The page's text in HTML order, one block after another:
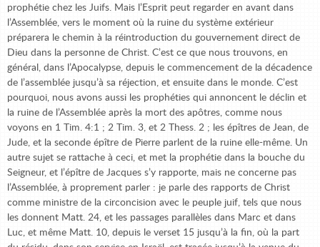
prophétie chez les Juifs. Mais l’Esprit peut regarder en avant dans
l’Assemblée, vers le moment où la ruine du système extérieur
préparera le chemin à la réintroduction du gouvernement direct de
Dieu dans la personne de Christ. C’est ce que nous trouvons, en
général, dans l’Apocalypse, depuis le commencement de la décadence
de l’assemblée jusqu’à sa réjection, et ensuite dans le monde. C’est
pourquoi, nous avons aussi les prophéties qui annoncent le déclin et
la ruine de l’Assemblée après la mort des apôtres, comme nous
voyons en 1 Tim. 4:1 ; 2 Tim. 3, et 2 Thess. 2 ; les épîtres de Jean, de
Jude, et la seconde épître de Pierre parlent de la ruine elle-même. Un
autre sujet se rattache à ceci, et met la prophétie dans la bouche du
Seigneur, et l’épître de Jacques s’y rapporte, mais ne concerne pas
l’Assemblée, à proprement parler : je parle des rapports de Christ
comme ministre de la circoncision avec le peuple juif, tels que nous
les donnent Matt. 24, et les passages parallèles dans Marc et dans
Luc, et même Matt. 10, depuis le verset 15 jusqu’à la fin, où la part